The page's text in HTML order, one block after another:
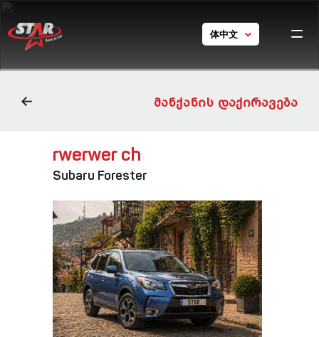
EN
体中文
ᲛᲐᲜᲥᲐᲜᲘᲡ ᲓᲐᲥᲘᲠᲐᲕᲔᲑᲐ
rwerwer ch
Subaru Forester